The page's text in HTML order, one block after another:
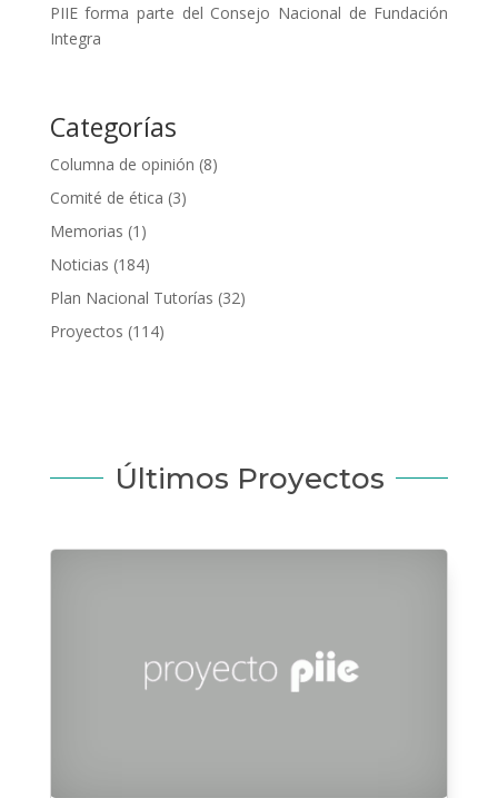
PIIE forma parte del Consejo Nacional de Fundación
Integra
Categorías
Columna de opinión (8)
Comité de ética (3)
Memorias (1)
Noticias (184)
Plan Nacional Tutorías (32)
Proyectos (114)
Últimos Proyectos